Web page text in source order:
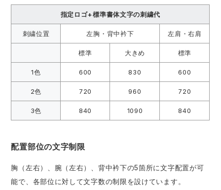
指定ロゴ+標準書体文字の刺繍代
刺繍位置 左胸・背中衿下 左肩・右肩
標準 大きめ 標準
1色 600 830 600
2色 720 960 720
3色 840 1090 840
配置部位の文字制限
胸（左右）、腕（左右）、背中衿下の5箇所に文字配置が可
能で、各部位に対して文字数の制限を設けています。